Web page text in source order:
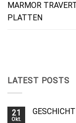
MARMOR
PLATTEN
LATEST POSTS
21
Okt.